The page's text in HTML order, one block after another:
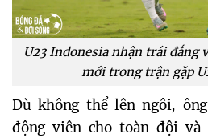
U23 Indonesia nhận trái
mới trong trận gặp
Dù không thể lên ngôi,
động viên cho toàn đội và